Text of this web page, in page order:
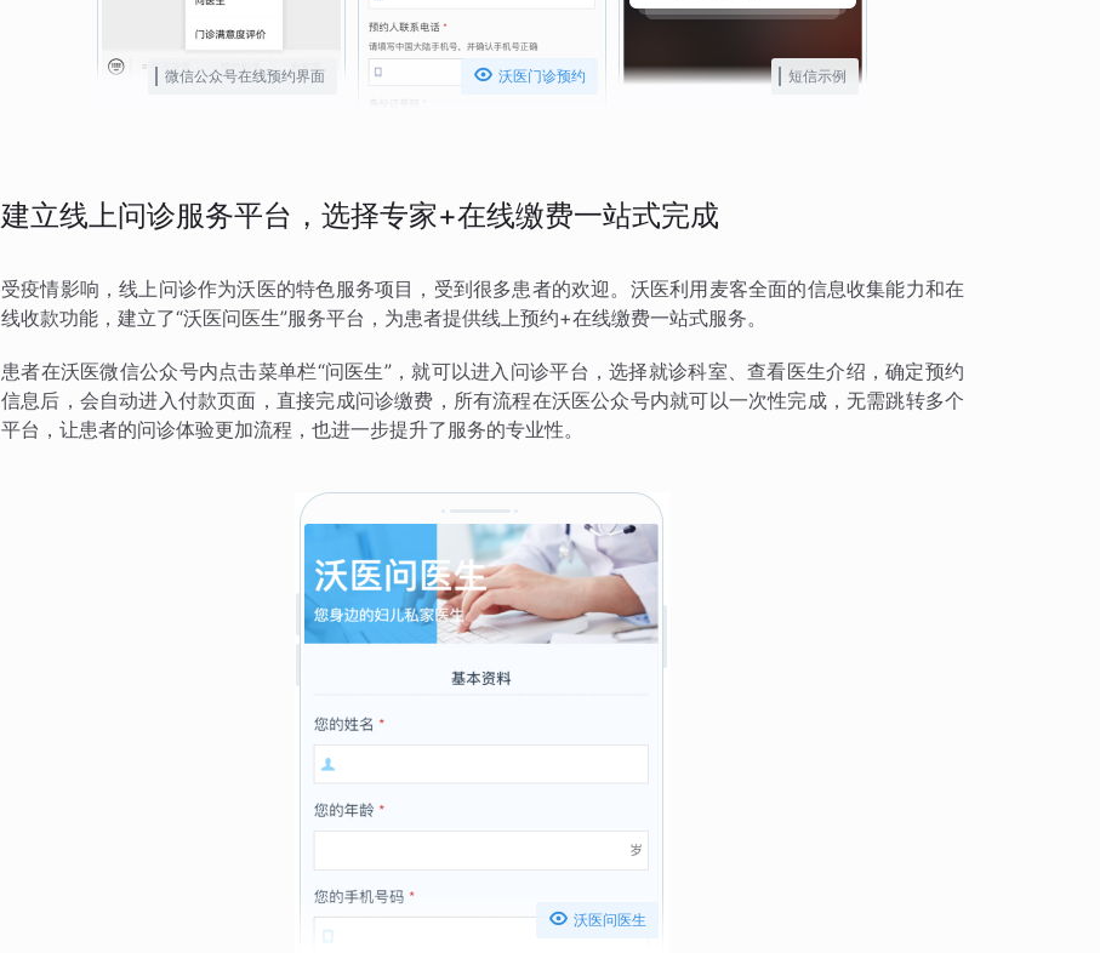
微信公众号在线预约界面  沃医门诊预约 短信示例
建立线上问诊服务平台，选择专家+在线缴费一站式完成
受疫情影响，线上问诊作为沃医的特色服务项目，受到很多患者的欢迎。沃医利用麦客全面的信息收集能力和在
线收款功能，建立了“沃医问医生”服务平台，为患者提供线上预约+在线缴费一站式服务。
患者在沃医微信公众号内点击菜单栏“问医生”，就可以进入问诊平台，选择就诊科室、查看医生介绍，确定预约
信息后，会自动进入付款页面，直接完成问诊缴费，所有流程在沃医公众号内就可以一次性完成，无需跳转多个
平台，让患者的问诊体验更加流程，也进一步提升了服务的专业性。
 沃医问医生